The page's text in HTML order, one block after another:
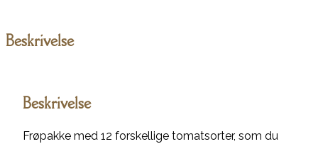
Beskrivelse
Beskrivelse
Frøpakke med 12 forskellige tomatsorter, som du